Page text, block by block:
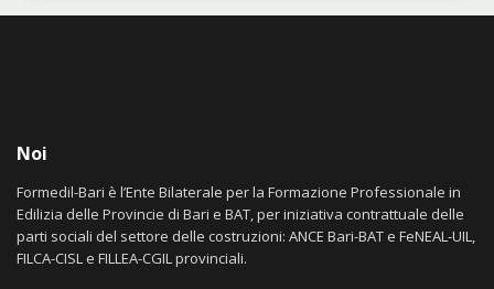
Noi
Formedil-Bari è l’Ente Bilaterale per la Formazione Professionale in
Edilizia delle Provincie di Bari e BAT, per iniziativa contrattuale delle
parti sociali del settore delle costruzioni: ANCE Bari-BAT e FeNEAL-UIL,
FILCA-CISL e FILLEA-CGIL provinciali.